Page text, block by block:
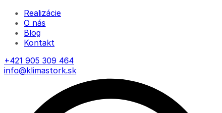
Realizácie
O nás
Blog
Kontakt
+421 905 309 464
info@klimastork.sk